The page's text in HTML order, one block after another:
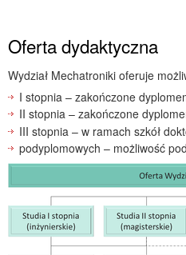
Oferta dydaktyczna
Wydział Mechatroniki oferuje
I stopnia – zakończone
II stopnia – zakończone
III stopnia – w ramach szkół
podyplomowych – możliwość